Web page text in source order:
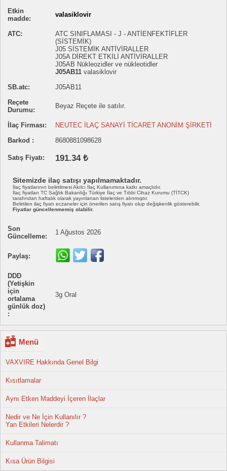
Etkin
madde:
valasiklovir
ATC:
ATC SINIFLAMASI - J - ANTİENFEKTİFLER
(SİSTEMİK)
J05 SİSTEMİK ANTİVİRALLER
J05A DİREKT ETKİLİ ANTİVİRALLER
J05AB Nükleozidler ve nükleotidler
J05AB11 valasiklovir
SB.atc:
J05AB11
Reçete
Durumu:
Beyaz Reçete ile satılır.
İlaç Firması:
NEUTEC İLAÇ SANAYİ TİCARET ANONİM ŞİRKETİ
Barkod :
8680881098628
Satış Fiyatı: 191.34 ₺
Sitemizde ilaç satışı yapılmamaktadır.
İlaç fiyatlarının belirtilmesi Akılcı İlaç Kullanımına katkı amaçlıdır.
İlaç fiyatları TC Sağlık Bakanlığı Türkiye İlaç ve Tıbbi Cihaz Kurumu (TİTCK)
tarafından haftalık olarak yayınlanan listelerden alınmıştır.
Belirtilen ilaç fiyatı eczaneler için önerilen satış fiyatı olup değişkenlik gösterebilir.
Fiyatlar güncellenmemiş olabilir.
Son
Güncelleme:
1 Ağustos 2026
Paylaş:
DDD
(Yetişkin
için
ortalama
günlük doz)
:
3g Oral
Menü
VAXVIRE Hakkında Genel Bilgi
Kısıtlamalar
Aynı Etken Maddeyi İçeren İlaçlar
Nedir ve Ne İçin Kullanılır ?
Yan Etkileri Nelerdir ?
Kullanma Talimatı
Kısa Ürün Bilgisi